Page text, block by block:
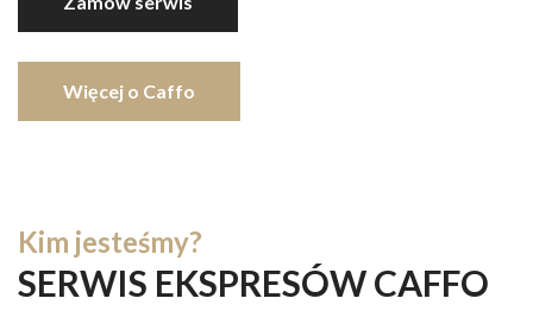
Więcej o Caffo
Kim jesteśmy?
SERWIS EKSPRESÓW CAFFO